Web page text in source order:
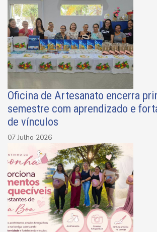
Oficina de Artesanato encerra
semestre com aprendizado e
de vínculos
07 Julho 2026